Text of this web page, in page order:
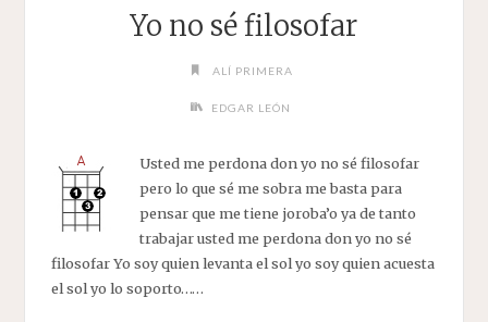
Yo no sé filosofar
ALÍ PRIMERA
EDGAR LEÓN
Usted me perdona don yo no sé filosofar
pero lo que sé me sobra me basta para
pensar que me tiene joroba’o ya de tanto
trabajar usted me perdona don yo no sé
filosofar Yo soy quien levanta el sol yo soy quien acuesta
el sol yo lo soporto……